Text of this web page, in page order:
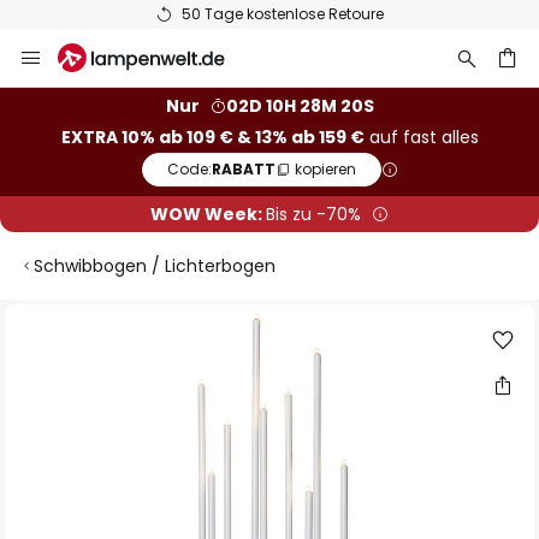
50 Tage kostenlose Retoure
Inhalt
Nur
02D 10H 28M 20S
EXTRA 10% ab 109 € & 13% ab 159 €auf fast alles
Code:RABATT kopieren
WOW Week:Bis zu -70%
Schwibbogen / Lichterbogen